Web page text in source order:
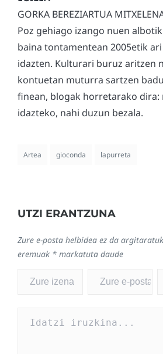
GORKA BEREZIARTUA
Poz gehiago izango nuen
baina tontamentean 2005etik
idazten. Kulturari buruz aritzen
kontuetan muturra sartzen
finean, blogak horretarako dira:
idazteko, nahi duzun bezala.
Artea gioconda lapurreta
UTZI ERANTZUNA
Zure e-posta helbidea ez da
eremuak * markatuta daude